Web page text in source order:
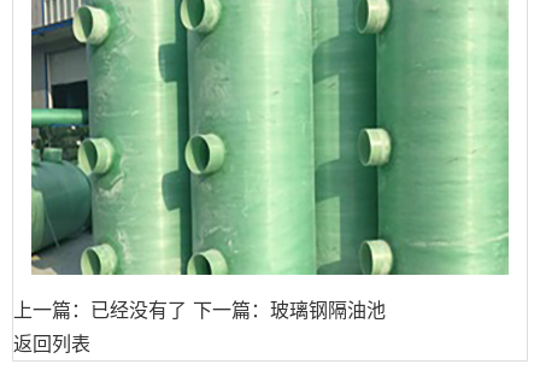
上一篇：已经没有了 下一篇：玻璃钢隔油池
返回列表